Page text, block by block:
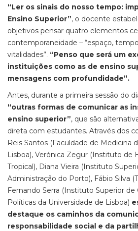
“Ler os sinais do nosso tempo:
Ensino Superior”, o docente
objetivos pensar quatro elementos
contemporaneidade – “espaço,
vitalidades”. “Penso que será um
instituições como as de ensino
mensagens com profundidade”.
Antes, durante a primeira sessão do
“outras formas de comunicar as
ensino superior”, que são
direta com estudantes. Através dos
Reis Santos (Faculdade de Medicina
Lisboa), Verónica Zegur (Instituto de
Tropical), Diana Vieira (Instituto
Administração do Porto), Fábio Silva
Fernando Serra (Instituto Superior de
Políticas da Universidade de Lisboa)
destaque os caminhos da
responsabilidade social e da